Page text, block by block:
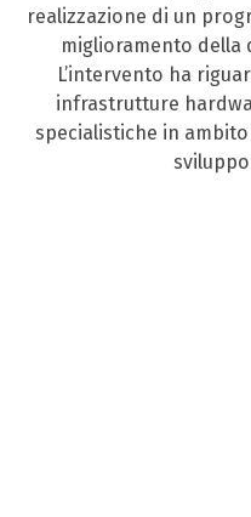
realizzazione di un
miglioramento della
L’intervento ha
infrastrutture
specialistiche in